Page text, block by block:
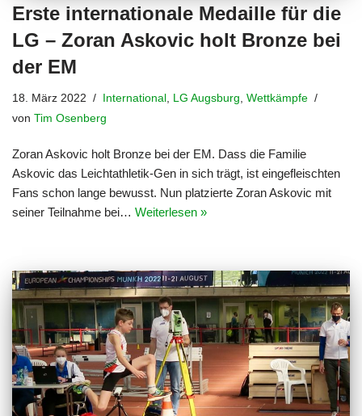
Erste internationale Medaille für die
LG – Zoran Askovic holt Bronze bei
der EM
18. März 2022 International LG Augsburg Wettkämpfe
von Tim Osenberg
Zoran Askovic holt Bronze bei der EM. Dass die Familie
Askovic das Leichtathletik-Gen in sich trägt, ist eingefleischten
Fans schon lange bewusst. Nun platzierte Zoran Askovic mit
seiner Teilnahme bei… Weiterlesen »